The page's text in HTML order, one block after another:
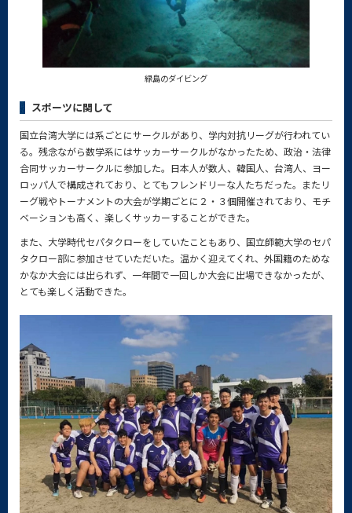
緑島のダイビング
スポーツに関して
国立台湾大学には系ごとにサークルがあり、学内対抗リーグが行われてい
る。残念ながら数学系にはサッカーサークルがなかったため、政治・法律
合同サッカーサークルに参加した。日本人が数人、韓国人、台湾人、ヨー
ロッパ人で構成されており、とてもフレンドリーな人たちだった。またリ
ーグ戦やトーナメントの大会が学期ごとに２・３個開催されており、モチ
ベーションも高く、楽しくサッカーすることができた。
また、大学時代セパタクローをしていたこともあり、国立師範大学のセパ
タクロー部に参加させていただいた。温かく迎えてくれ、外国籍のためな
かなか大会には出られず、一年間で一回しか大会に出場できなかったが、
とても楽しく活動できた。